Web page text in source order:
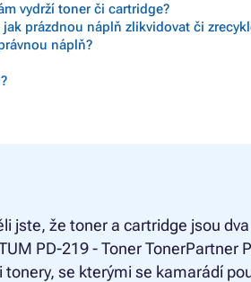
vydrží toner či cartridge?
prázdnou náplň zlikvidovat či
náplň?
jste, že toner a cartridge jsou
PD-219 - Toner TonerPartner
tonery, se kterými se kamarádí